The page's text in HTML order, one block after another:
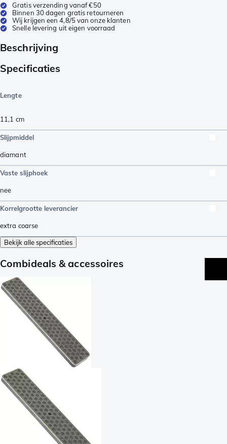
Gratis verzending vanaf €50
Binnen 30 dagen gratis retourneren
Wij krijgen een 4,8/5 van onze klanten
Snelle levering uit eigen voorraad
Beschrijving
Specificaties
Lengte
11,1 cm
Slijpmiddel
diamant
Vaste slijphoek
nee
Korrelgrootte leverancier
extra coarse
Bekijk alle specificaties
Combideals & accessoires